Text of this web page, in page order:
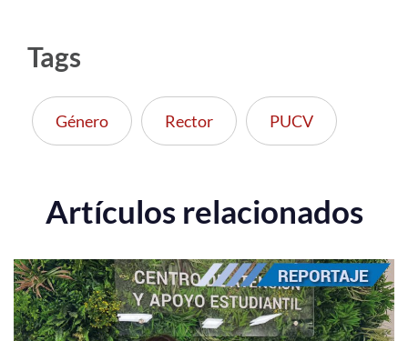
Tags
Género Rector PUCV
Artículos relacionados